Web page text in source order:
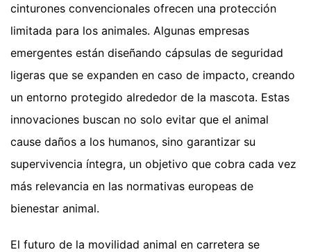
cinturones convencionales ofrecen una protección
limitada para los animales. Algunas empresas
emergentes están diseñando cápsulas de seguridad
ligeras que se expanden en caso de impacto, creando
un entorno protegido alrededor de la mascota. Estas
innovaciones buscan no solo evitar que el animal
cause daños a los humanos, sino garantizar su
supervivencia íntegra, un objetivo que cobra cada vez
más relevancia en las normativas europeas de
bienestar animal.
El futuro de la movilidad animal en carretera se